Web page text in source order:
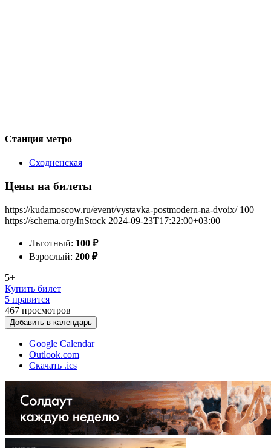
Станция метро
Сходненская
Цены на билеты
https://kudamoscow.ru/event/vystavka-postmodern-na-dvoix/ 100
https://schema.org/InStock 2024-09-23T17:22:00+03:00
Льготный: 100 ₽
Взрослый: 200 ₽
5+
Купить билет
5 нравится
467 просмотров
Добавить в календарь
Google Calendar
Outlook.com
Скачать .ics